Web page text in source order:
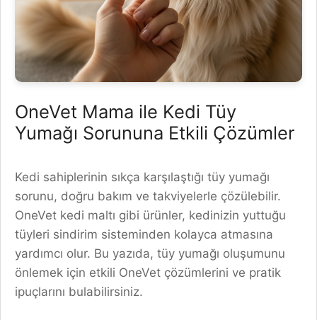
OneVet Mama ile Kedi Tüy
Yumağı Sorununa Etkili Çözümler
Kedi sahiplerinin sıkça karşılaştığı tüy yumağı
sorunu, doğru bakım ve takviyelerle çözülebilir.
OneVet kedi maltı gibi ürünler, kedinizin yuttuğu
tüyleri sindirim sisteminden kolayca atmasına
yardımcı olur. Bu yazıda, tüy yumağı oluşumunu
önlemek için etkili OneVet çözümlerini ve pratik
ipuçlarını bulabilirsiniz.